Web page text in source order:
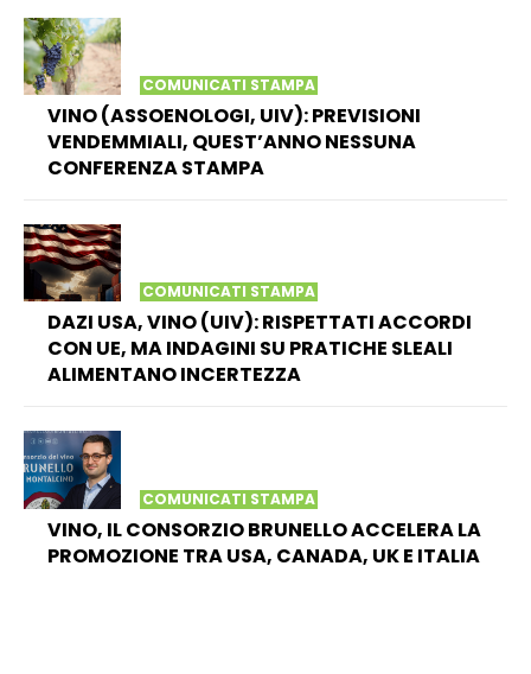
COMUNICATI STAMPA
VINO (ASSOENOLOGI, UIV): PREVISIONI
VENDEMMIALI, QUEST’ANNO NESSUNA
CONFERENZA STAMPA
COMUNICATI STAMPA
DAZI USA, VINO (UIV): RISPETTATI ACCORDI
CON UE, MA INDAGINI SU PRATICHE SLEALI
ALIMENTANO INCERTEZZA
COMUNICATI STAMPA
VINO, IL CONSORZIO BRUNELLO ACCELERA LA
PROMOZIONE TRA USA, CANADA, UK E ITALIA